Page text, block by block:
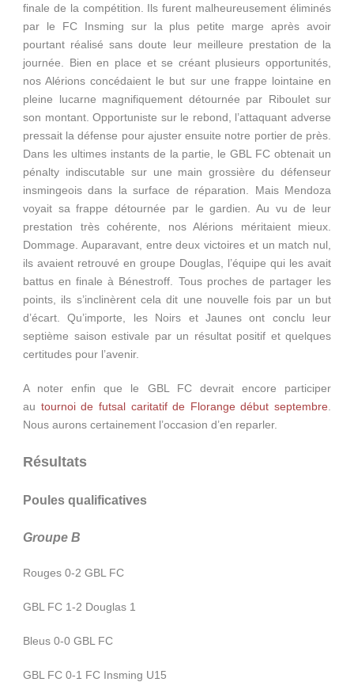
finale de la compétition. Ils furent malheureusement éliminés
par le FC Insming sur la plus petite marge après avoir
pourtant réalisé sans doute leur meilleure prestation de la
journée. Bien en place et se créant plusieurs opportunités,
nos Alérions concédaient le but sur une frappe lointaine en
pleine lucarne magnifiquement détournée par Riboulet sur
son montant. Opportuniste sur le rebond, l’attaquant adverse
pressait la défense pour ajuster ensuite notre portier de près.
Dans les ultimes instants de la partie, le GBL FC obtenait un
pénalty indiscutable sur une main grossière du défenseur
insmingeois dans la surface de réparation. Mais Mendoza
voyait sa frappe détournée par le gardien. Au vu de leur
prestation très cohérente, nos Alérions méritaient mieux.
Dommage. Auparavant, entre deux victoires et un match nul,
ils avaient retrouvé en groupe Douglas, l’équipe qui les avait
battus en finale à Bénestroff. Tous proches de partager les
points, ils s’inclinèrent cela dit une nouvelle fois par un but
d’écart. Qu’importe, les Noirs et Jaunes ont conclu leur
septième saison estivale par un résultat positif et quelques
certitudes pour l’avenir.
A noter enfin que le GBL FC devrait encore participer
au tournoi de futsal caritatif de Florange début septembre
Nous aurons certainement l’occasion d’en reparler.
Résultats
Poules qualificatives
Groupe B
Rouges 0-2 GBL FC
GBL FC 1-2 Douglas 1
Bleus 0-0 GBL FC
GBL FC 0-1 FC Insming U15